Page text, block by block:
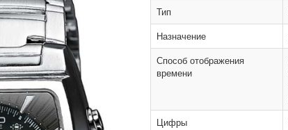
Тип
Назначение
Способ отображения
времени
Цифры